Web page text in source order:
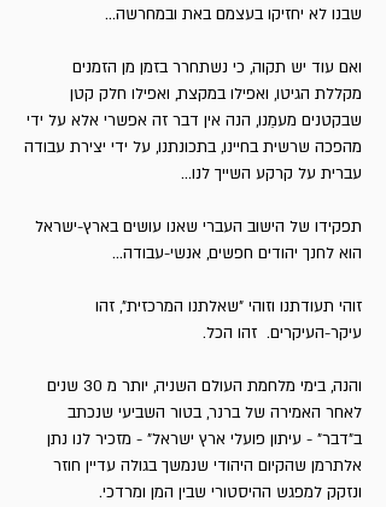
שבנו לא יחזיקו בעצמם באת ובמחרשה...
ואם עוד יש תקוה, כי נשתחרר בזמן מן הזמנים
מקללת הגיטו, ואפילו במקצת, ואפילו חלק קטן
שבקטנים מעמֵנו, הנה אין דבר זה אפשרי אלא על ידי
מהפכה שרשית בחיינו, בתכונתנו, על ידי יצירת עבודה
עברית על קרקע השייך לנו...
תפקידו של הישוב העברי שאנו עושים בארץ-ישראל
הוא לחנך יהודים חפשים, אנשי-עבודה...
זוהי תעודתנו וזוהי "שאלתנו המרכזית", זהו
עיקר-העיקרים. זהו הכל.
והנה, בימי מלחמת העולם השניה, יותר מ 30 שנים
לאחר האמירה של ברנר, בטור השביעי שנכתב
ב"דבר" - עיתון פועלי ארץ ישראל" - מזכיר לנו נתן
אלתרמן שהקיום היהודי שנמשך בגולה עדיין חוזר
ונזקק למפגש ההיסטורי שבין המן ומרדכי.